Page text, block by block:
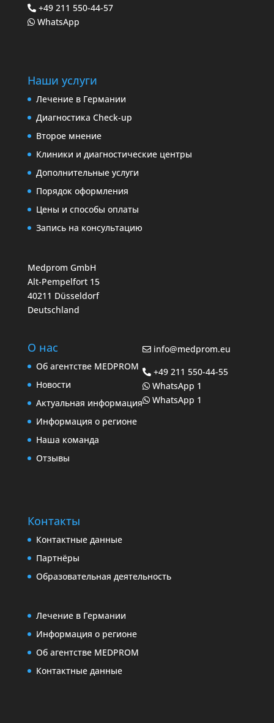
+49 211 550-44-57
WhatsApp
Наши услуги
Лечение в Германии
Диагностика Check-up
Второе мнение
Клиники и диагностические центры
Дополнительные услуги
Порядок оформления
Цены и способы оплаты
Запись на консультацию
Medprom GmbH
Alt-Pempelfort 15
40211 Düsseldorf
Deutschland
О нас
Об агентстве MEDPROM
Новости
Актуальная информация
Информация о регионе
Наша команда
Отзывы
info@medprom.eu
+49 211 550-44-55
WhatsApp 1
WhatsApp 1
Контакты
Контактные данные
Партнёры
Образовательная деятельность
Лечение в Германии
Информация о регионе
Об агентстве MEDPROM
Контактные данные